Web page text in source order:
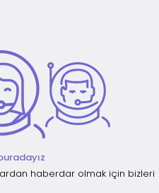
haberdar olmak için bizleri